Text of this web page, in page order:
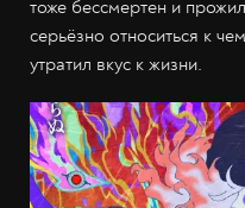
тоже бессмертен и
серьёзно относиться к
утратил вкус к жизни.